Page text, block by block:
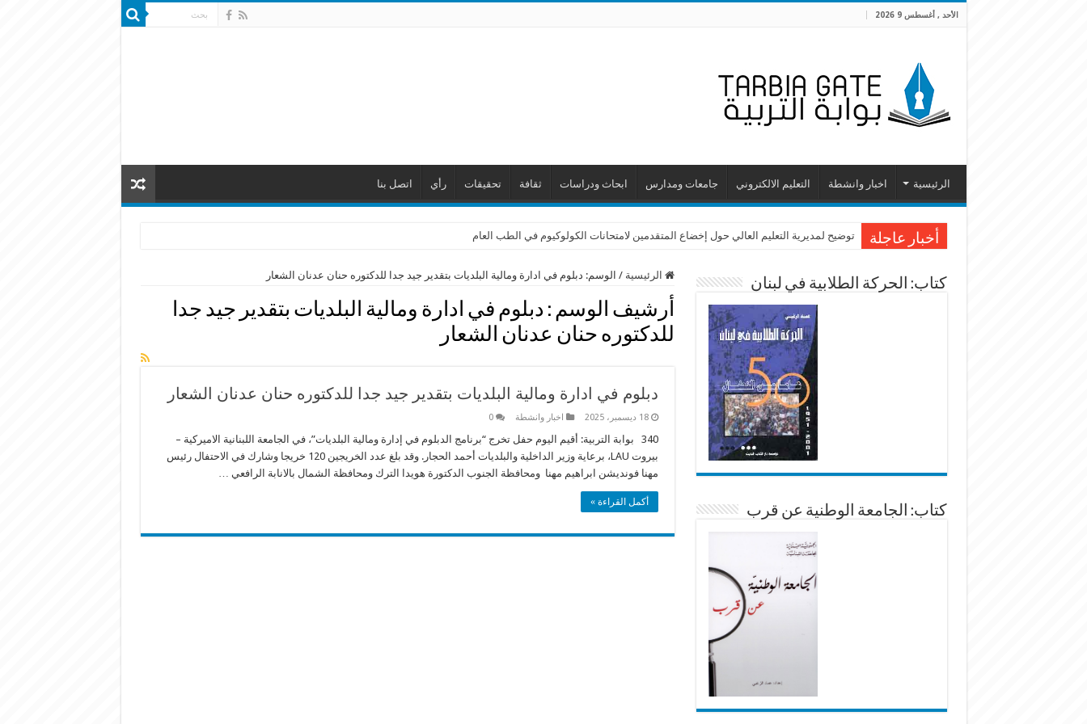
الأحد , أغسطس 9 2026
الرئيسية اخبار وانشطة التعليم الالكتروني جامعات ومدارس ابحاث ودراسات ثقافة تحقيقات رأي اتصل بنا
أخبار عاجلة توضيح لمديرية التعليم العالي حول إخضاع المتقدمين لامتحانات الكولوكيوم في الطب العام
الرئيسية / الوسم: دبلوم في ادارة ومالية البلديات بتقدير جيد جدا للدكتوره حنان عدنان الشعار
أرشيف الوسم : دبلوم في ادارة ومالية البلديات بتقدير جيد جدا
للدكتوره حنان عدنان الشعار
دبلوم في ادارة ومالية البلديات بتقدير جيد جدا للدكتوره حنان عدنان الشعار
18 ديسمبر، 2025 اخبار وانشطة 0
340 بوابة التربية: أقيم اليوم حفل تخرج “برنامج الدبلوم في إدارة ومالية البلديات”، في ​الجامعة اللبنانية الاميركية​ – ​
بيروت​ LAU، برعاية وزير الداخلية والبلديات أحمد الحجار. وقد بلغ عدد الخريجين 120 خريجا وشارك في الاحتفال رئيس
مهنا فونديشن ابراهيم مهنا ومحافظة الجنوب الدكتورة هويدا الترك ومحافظة الشمال بالانابة الرافعي …
أكمل القراءة »
كتاب: الحركة الطلابية في لبنان
كتاب: الجامعة الوطنية عن قرب